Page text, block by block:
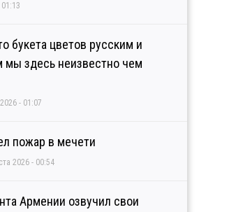
букета цветов русским и
мы здесь неизвестно чем
- 01:07
пожар в мечети
2026 - 00:54
Армении озвучил свои